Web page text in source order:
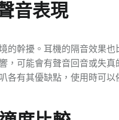
音表現
的幹擾。耳機的隔音效果
，可能會有聲音回音或失
有其優缺點，使用時可以